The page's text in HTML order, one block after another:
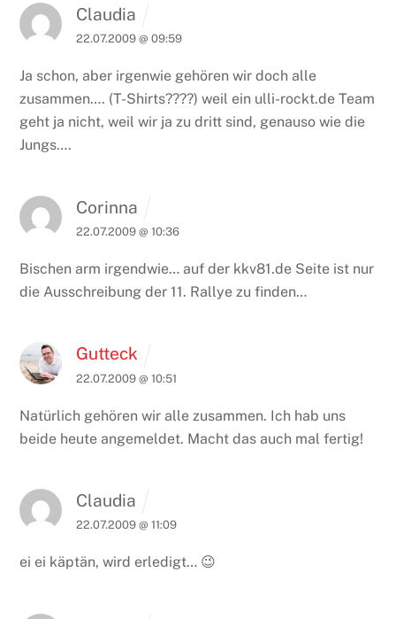
Claudia
22.07.2009 @ 09:59
Ja schon, aber irgenwie gehören wir doch alle
zusammen…. (T-Shirts????) weil ein ulli-rockt.de Team
geht ja nicht, weil wir ja zu dritt sind, genauso wie die
Jungs….
Corinna
22.07.2009 @ 10:36
Bischen arm irgendwie… auf der kkv81.de Seite ist nur
die Ausschreibung der 11. Rallye zu finden…
Gutteck
22.07.2009 @ 10:51
Natürlich gehören wir alle zusammen. Ich hab uns
beide heute angemeldet. Macht das auch mal fertig!
Claudia
22.07.2009 @ 11:09
ei ei käptän, wird erledigt… 😉